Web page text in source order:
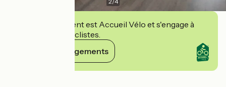
Cet établissement est Accueil Vélo et s'engage à
accueillir des cyclistes.
Voir ses engagements